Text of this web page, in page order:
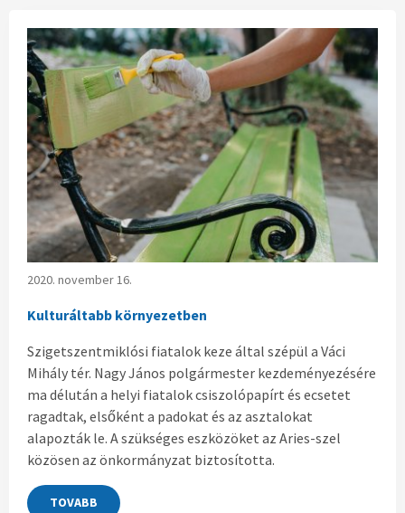
2020. november 16.
Kulturáltabb környezetben
Szigetszentmiklósi fiatalok keze által szépül a Váci
Mihály tér. Nagy János polgármester kezdeményezésére
ma délután a helyi fiatalok csiszolópapírt és ecsetet
ragadtak, elsőként a padokat és az asztalokat
alapozták le. A szükséges eszközöket az Aries-szel
közösen az önkormányzat biztosította.
TOVABB